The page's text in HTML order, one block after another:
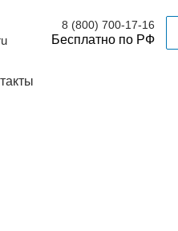
8 (800) 700-17-16